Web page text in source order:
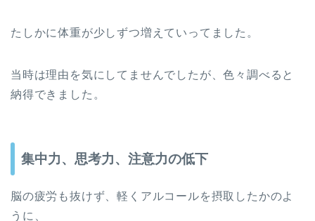
たしかに体重が少しずつ増えていってました。
当時は理由を気にしてませんでしたが、色々調べると
納得できました。
集中力、思考力、注意力の低下
脳の疲労も抜けず、軽くアルコールを摂取したかのよ
うに、